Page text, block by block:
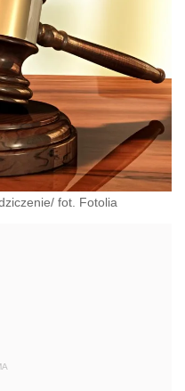
fot. Fotolia